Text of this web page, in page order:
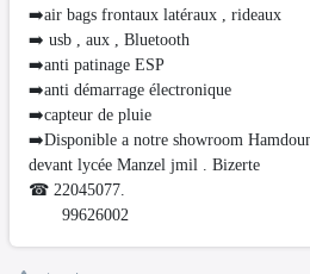
➡️air bags frontaux latéraux , rideaux
➡️ usb , aux , Bluetooth
➡️anti patinage ESP
➡️anti démarrage électronique
➡️capteur de pluie
➡️Disponible a notre showroom
devant lycée Manzel jmil . Bizerte
☎ 22045077.
99626002